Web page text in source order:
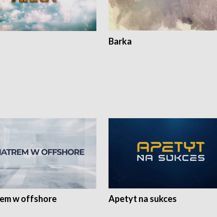
Barka
w offshore Apetyt na sukces